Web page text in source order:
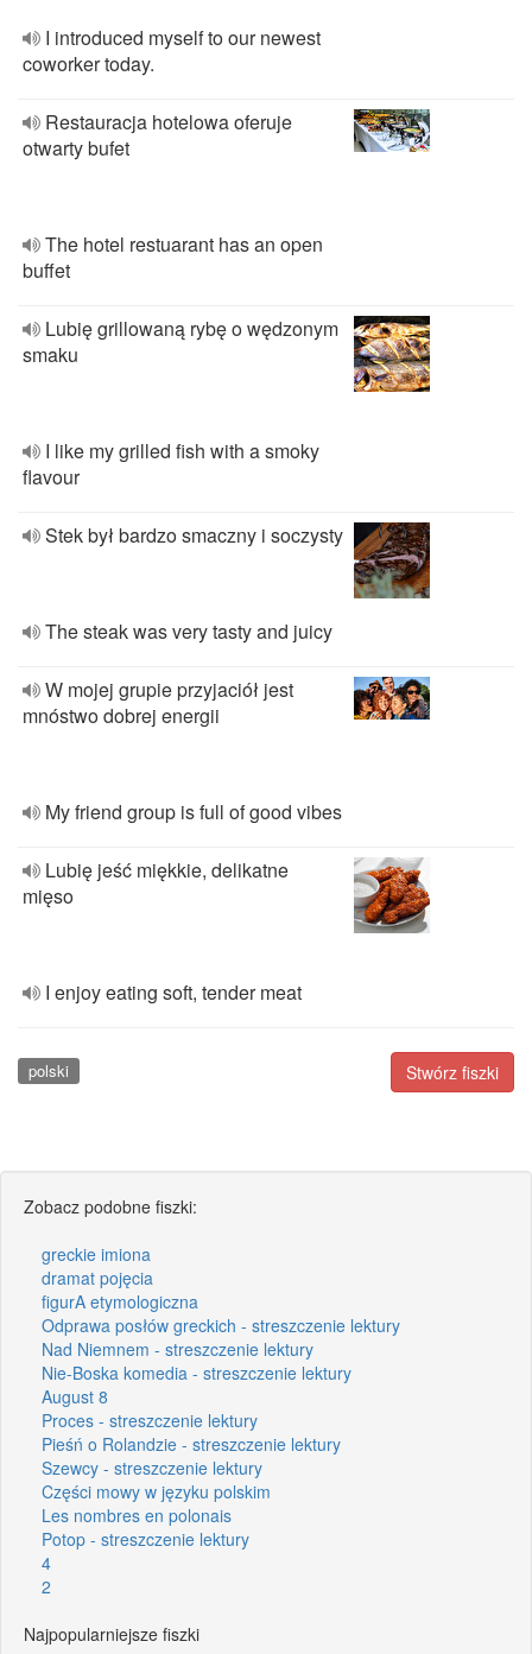
I introduced myself to our newest
coworker today.
Restauracja hotelowa oferuje
otwarty bufet
The hotel restuarant has an open
buffet
Lubię grillowaną rybę o wędzonym
smaku
I like my grilled fish with a smoky
flavour
Stek był bardzo smaczny i soczysty
The steak was very tasty and juicy
W mojej grupie przyjaciół jest
mnóstwo dobrej energii
My friend group is full of good vibes
Lubię jeść miękkie, delikatne
mięso
I enjoy eating soft, tender meat
Stwórz fiszki
polski
Zobacz podobne fiszki:
greckie imiona
dramat pojęcia
figurA etymologiczna
Odprawa posłów greckich - streszczenie lektury
Nad Niemnem - streszczenie lektury
Nie-Boska komedia - streszczenie lektury
August 8
Proces - streszczenie lektury
Pieśń o Rolandzie - streszczenie lektury
Szewcy - streszczenie lektury
Części mowy w języku polskim
Les nombres en polonais
Potop - streszczenie lektury
4
2
Najpopularniejsze fiszki